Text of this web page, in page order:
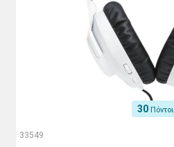
30 Πόντοι
33549